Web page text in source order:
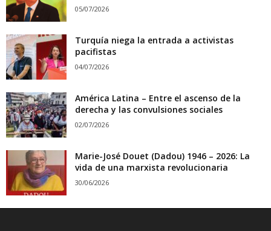
05/07/2026
Turquía niega la entrada a activistas
pacifistas
04/07/2026
América Latina – Entre el ascenso de la
derecha y las convulsiones sociales
02/07/2026
Marie-José Douet (Dadou) 1946 – 2026: La
vida de una marxista revolucionaria
30/06/2026